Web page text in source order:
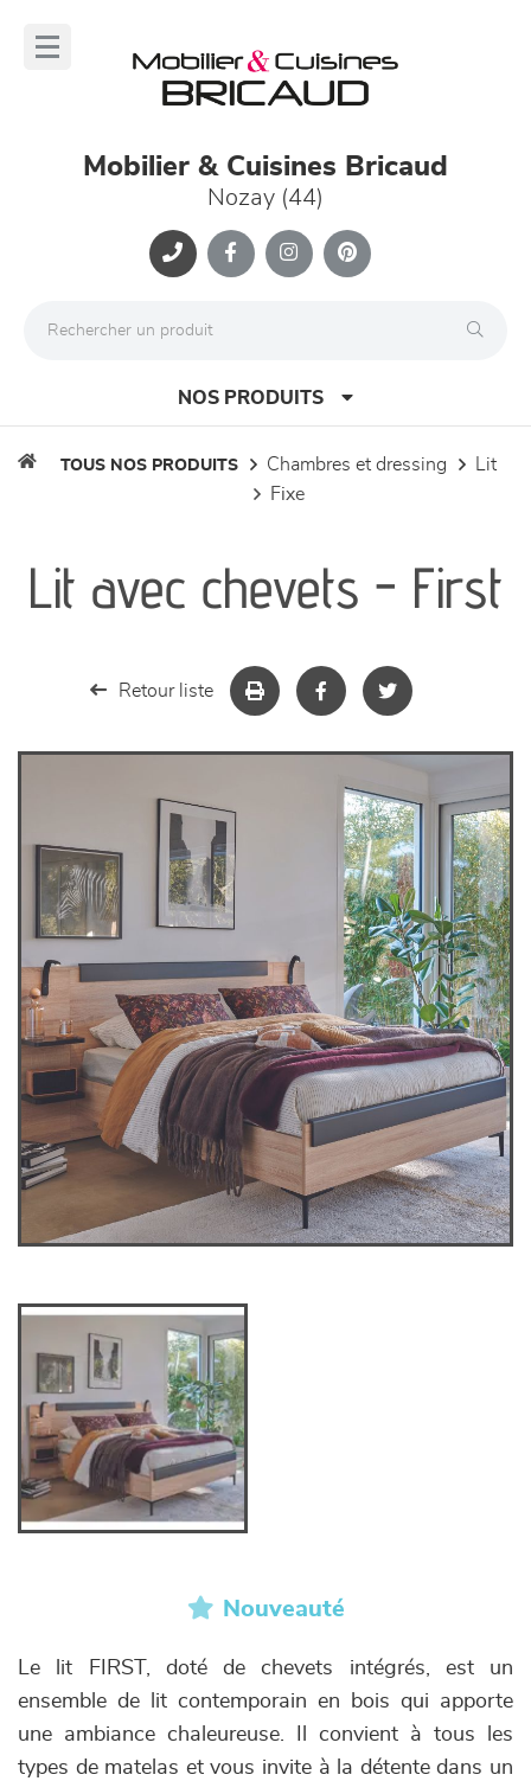
Mobilier & Cuisines Bricaud
Nozay (44)
NOS PRODUITS
séjours
chambres et dressing
décoration
TOUS NOS PRODUITS chambres et dressing
lit
fixe
Lit avec chevets - First
Retour liste
Nouveauté
Le lit FIRST, doté de chevets intégrés, est un
ensemble de lit contemporain en bois qui apporte
une ambiance chaleureuse. Il convient à tous les
types de matelas et vous invite à la détente dans un